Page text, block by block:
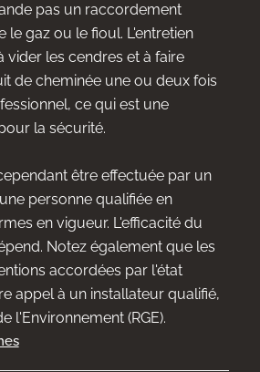
pas un raccordement
gaz ou le fioul. L'entretien
vider les cendres et à faire
de cheminée une ou deux fois
ce qui est une
la sécurité.
être effectuée par un
personne qualifiée en
en vigueur. L'efficacité du
Notez également que les
accordées par l'état
appel à un installateur qualifié,
l'Environnement (RGE).